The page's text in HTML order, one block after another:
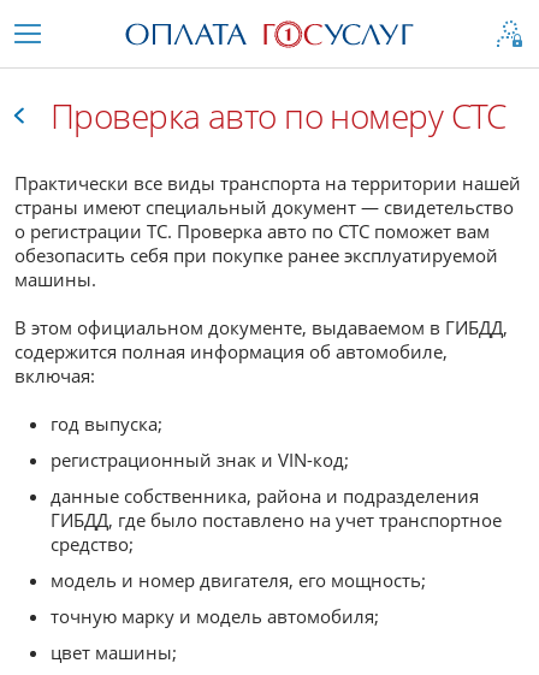
Проверка авто по номеру СТС
Практически все виды транспорта на территории нашей
страны имеют специальный документ — свидетельство
о регистрации ТС. Проверка авто по СТС поможет вам
обезопасить себя при покупке ранее эксплуатируемой
машины.
В этом официальном документе, выдаваемом в ГИБДД,
содержится полная информация об автомобиле,
включая:
год выпуска;
регистрационный знак и VIN-код;
данные собственника, района и подразделения
ГИБДД, где было поставлено на учет транспортное
средство;
модель и номер двигателя, его мощность;
точную марку и модель автомобиля;
цвет машины;